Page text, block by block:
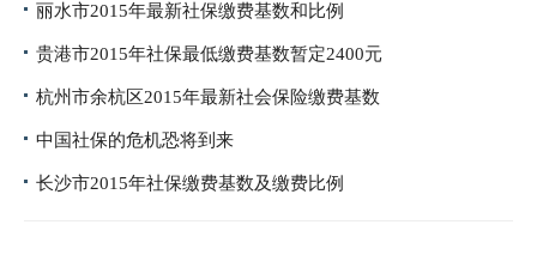
丽水市2015年最新社保缴费基数和比例
贵港市2015年社保最低缴费基数暂定2400元
杭州市余杭区2015年最新社会保险缴费基数
中国社保的危机恐将到来
长沙市2015年社保缴费基数及缴费比例